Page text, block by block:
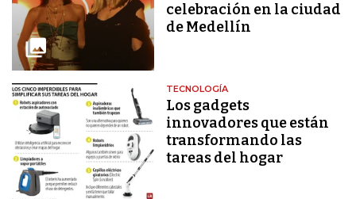
celebración en la ciudad
de Medellín
TECNOLOGÍA
Los gadgets
innovadores que están
transformando las
tareas del hogar